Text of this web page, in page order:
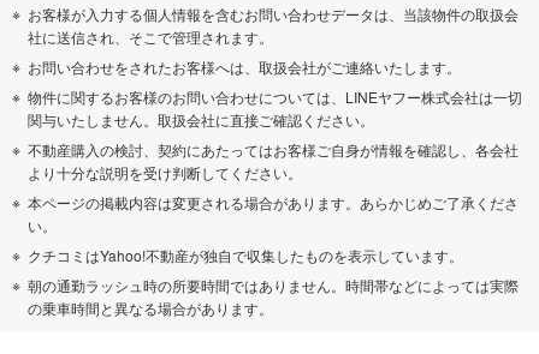
お客様が入力する個人情報を含むお問い合わせデータは、当該物件の取扱会
社に送信され、そこで管理されます。
お問い合わせをされたお客様へは、取扱会社がご連絡いたします。
物件に関するお客様のお問い合わせについては、LINEヤフー株式会社は一切
関与いたしません。取扱会社に直接ご確認ください。
不動産購入の検討、契約にあたってはお客様ご自身が情報を確認し、各会社
より十分な説明を受け判断してください。
本ページの掲載内容は変更される場合があります。あらかじめご了承くださ
い。
クチコミはYahoo!不動産が独自で収集したものを表示しています。
朝の通勤ラッシュ時の所要時間ではありません。時間帯などによっては実際
の乗車時間と異なる場合があります。